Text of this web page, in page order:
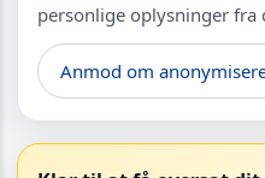
personlige oplysninger fra
Anmod om